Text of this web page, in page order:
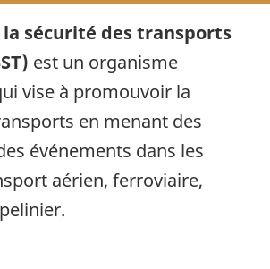
la sécurité des transports
est un organisme
vise à promouvoir la
en menant des
événements dans les
aérien, ferroviaire,